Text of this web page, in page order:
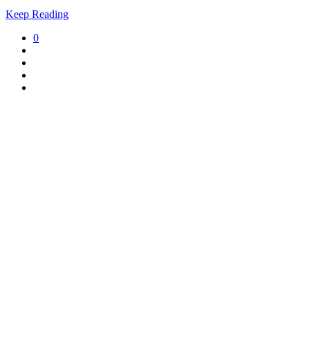
Keep Reading
0